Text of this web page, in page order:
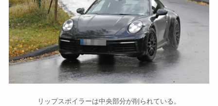
リップスポイラーは中央部分が削られている。